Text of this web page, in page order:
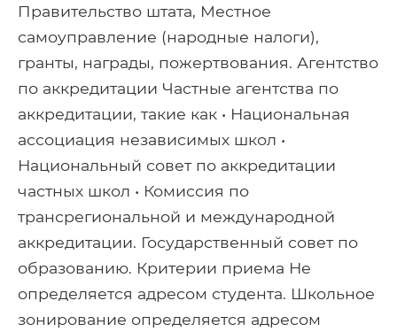
Правительство штата, Местное
самоуправление (народные налоги),
гранты, награды, пожертвования. Агентство
по аккредитации Частные агентства по
аккредитации, такие как • Национальная
ассоциация независимых школ •
Национальный совет по аккредитации
частных школ • Комиссия по
трансрегиональной и международной
аккредитации. Государственный совет по
образованию. Критерии приема Не
определяется адресом студента. Школьное
зонирование определяется адресом